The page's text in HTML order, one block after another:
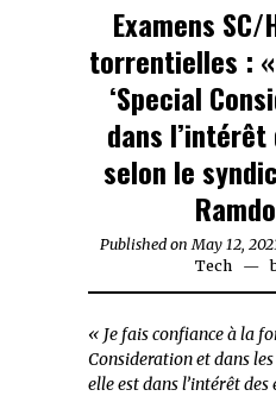
Examens
torrentielles :
‘Special
dans l’intérêt
selon le
Published on May 12,
Tech
« Je fais confiance à la
Consideration et dans
elle est dans l’intérêt des